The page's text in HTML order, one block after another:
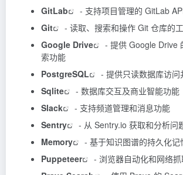
GitLab
- 支持项目管理的 GitLab
Git
- 读取、搜索和操作 Git 仓库的
Google Drive
- 提供 Google Drive
索功能
PostgreSQL
- 提供只读数据库访
Sqlite
- 数据库交互及商业智能功能
Slack
- 支持频道管理和消息功能
Sentry
- 从 Sentry.io 获取和分析问
Memory
- 基于知识图谱的持久化记
Puppeteer
- 浏览器自动化和网络抓